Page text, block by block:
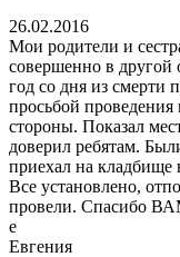
26.02.2016
Мои родители и
совершенно в другой
год со дня из смерти
просьбой проведения
стороны. Показал
доверил ребятам.
приехал на кладбище
Все установлено,
провели. Спасибо
е
Евгения